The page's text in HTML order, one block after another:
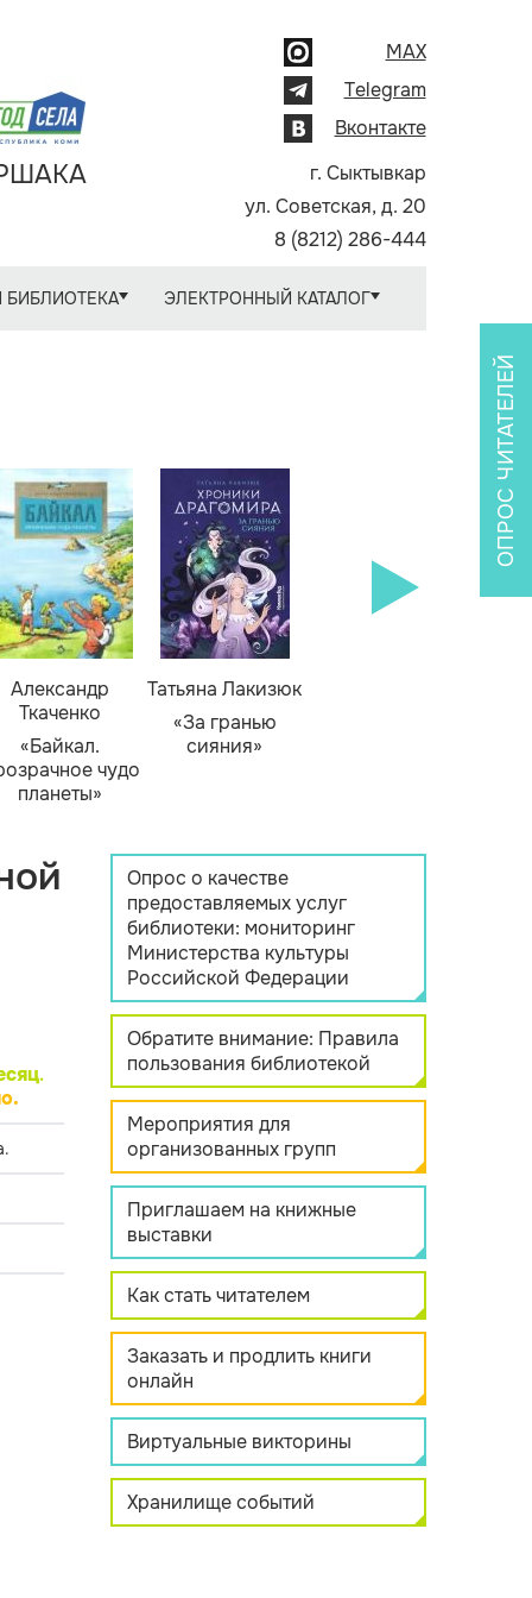
MAX
Telegram
Вконтакте
г. Сыктывкар
ул. Советская, д. 20
8 (8212) 286-444
БИБЛИОТЕКА ЭЛЕКТРОННЫЙ КАТАЛОГ
Александр
Ткаченко
«Байкал.
чудо
планеты»
Татьяна Лакизюк
«За гранью
сияния»
.
ОПРОС ЧИТАТЕЛЕЙ
Опрос о качестве
предоставляемых услуг
библиотеки: мониторинг
Министерства культуры
Российской Федерации
Обратите внимание: Правила
пользования библиотекой
Мероприятия для
организованных групп
Приглашаем на книжные
выставки
Как стать читателем
Заказать и продлить книги
онлайн
Виртуальные викторины
Хранилище событий